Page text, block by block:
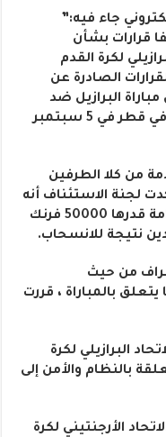
جاء فيه:”
قرارات بشأن
لكرة القدم
الصادرة عن
البرازيل ضد
الأرجنتين في تصفيات كأس العالم في قطر في 5 سبتمبر
من كلا الطرفين
لجنة الاستئناف أنه
سيتم إعادة المباراة وأيدت أيضًا غرامة قدرها 50000 فرنك
نتيجة للانسحاب.
من حيث
بالمباراة ، قررت
البرازيلي لكرة
بالنظام والأمن إلى
الأرجنتيني لكرة